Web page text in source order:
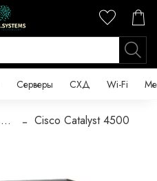
Серверы СХД Wi-Fi
... Cisco Catalyst 4500